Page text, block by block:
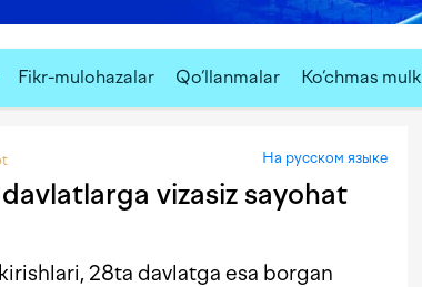
Fikr-mulohazalar Qo‘llanmalar Ko‘chmas mulk
На русском языке
vizasiz sayohat
28ta davlatga esa borgan